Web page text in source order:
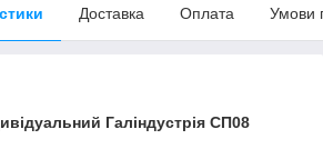
Доставка Оплата Умови
Галіндустрія СП08